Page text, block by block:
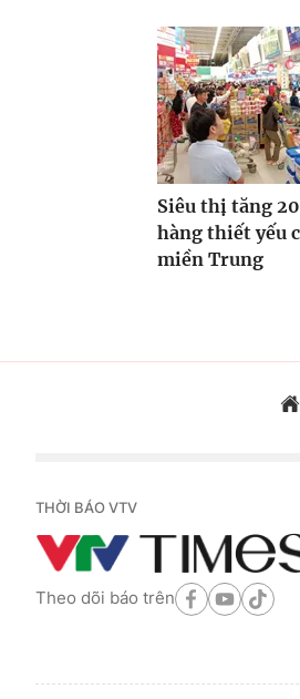
Siêu thị tăng
hàng thiết yếu
miền Trung
THỜI BÁO VTV
Theo dõi báo trên